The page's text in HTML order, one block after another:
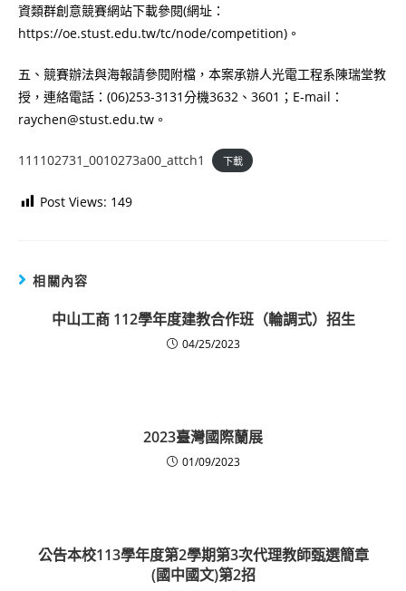
資類群創意競賽網站下載參閱(網址：
https://oe.stust.edu.tw/tc/node/competition)。
五、競賽辦法與海報請參閱附檔，本案承辦人光電工程系陳瑞堂教
授，連絡電話：(06)253-3131分機3632、3601；E-mail：
raychen@stust.edu.tw。
111102731_0010273a00_attch1 下載
Post Views: 149
相關內容
中山工商 112學年度建教合作班（輪調式）招生
04/25/2023
2023臺灣國際蘭展
01/09/2023
公告本校113學年度第2學期第3次代理教師甄選簡章
(國中國文)第2招